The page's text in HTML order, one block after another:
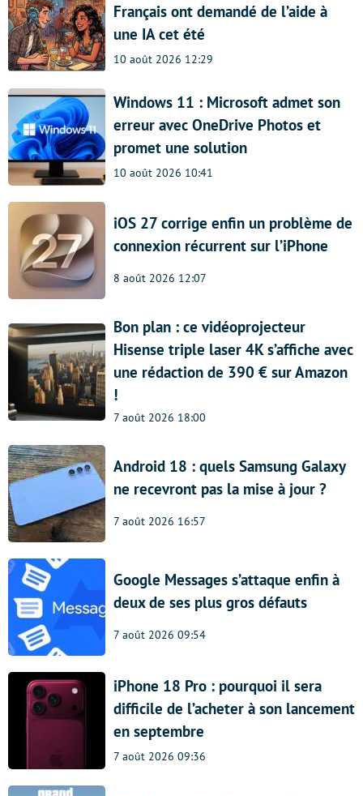
Français ont demandé de l’aide à
une IA cet été
10 août 2026 12:29
Windows 11 : Microsoft admet son
erreur avec OneDrive Photos et
promet une solution
10 août 2026 10:41
iOS 27 corrige enfin un problème de
connexion récurrent sur l’iPhone
8 août 2026 12:07
Bon plan : ce vidéoprojecteur
Hisense triple laser 4K s’affiche avec
une rédaction de 390 € sur Amazon
!
7 août 2026 18:00
Android 18 : quels Samsung Galaxy
ne recevront pas la mise à jour ?
7 août 2026 16:57
Google Messages s’attaque enfin à
deux de ses plus gros défauts
7 août 2026 09:54
iPhone 18 Pro : pourquoi il sera
difficile de l’acheter à son lancement
en septembre
7 août 2026 09:36